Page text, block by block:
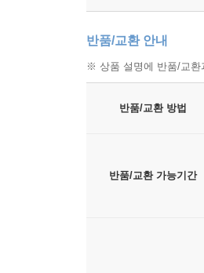
반품/교환 안내
※ 상품 설명에 반품/교환
반품/교환 방법
반품/교환 가능기간